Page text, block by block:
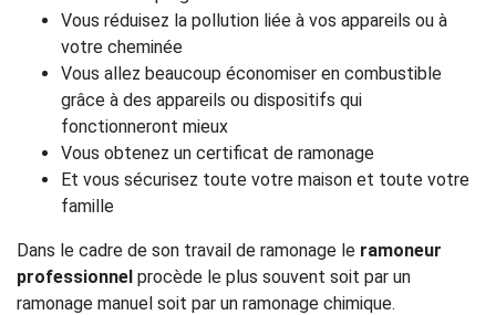
Vous réduisez la pollution liée à vos appareils ou à
votre cheminée
Vous allez beaucoup économiser en combustible
grâce à des appareils ou dispositifs qui
fonctionneront mieux
Vous obtenez un certificat de ramonage
Et vous sécurisez toute votre maison et toute votre
famille
Dans le cadre de son travail de ramonage le ramoneur
professionnel procède le plus souvent soit par un
ramonage manuel soit par un ramonage chimique.